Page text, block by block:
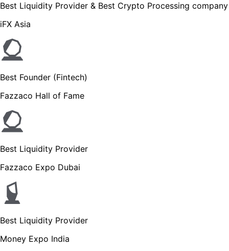
Best Liquidity Provider & Best Crypto Processing company
iFX Asia
Best Founder (Fintech)
Fazzaco Hall of Fame
Best Liquidity Provider
Fazzaco Expo Dubai
Best Liquidity Provider
Money Expo India